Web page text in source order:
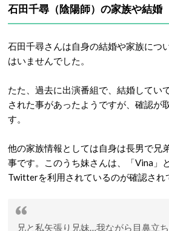
石田千尋（陰陽師）の家族や結婚
石田千尋さんは自身の結婚や家族につ
はいませんでした。
たた、過去に出演番組で、結婚してい
された事があったようですが、確認が
す。
他の家族情報としては自身は長男で兄
事です。このうち妹さんは、「Vina」
Twitterを利用されているのが確認され
兄と私矢張り兄妹…我ながら目鼻立